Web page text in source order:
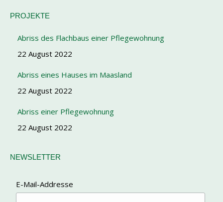
PROJEKTE
Abriss des Flachbaus einer Pflegewohnung
22 August 2022
Abriss eines Hauses im Maasland
22 August 2022
Abriss einer Pflegewohnung
22 August 2022
NEWSLETTER
E-Mail-Addresse